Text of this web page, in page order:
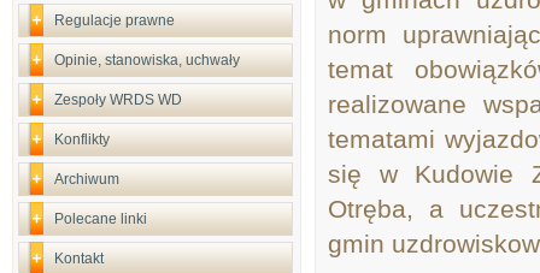
Regulacje prawne
Opinie, stanowiska, uchwały
Zespoły WRDS WD
Konflikty
Archiwum
Polecane linki
Kontakt
norm
temat
realizowane
tematami
się w Kudowie
Otręba, a
gmin